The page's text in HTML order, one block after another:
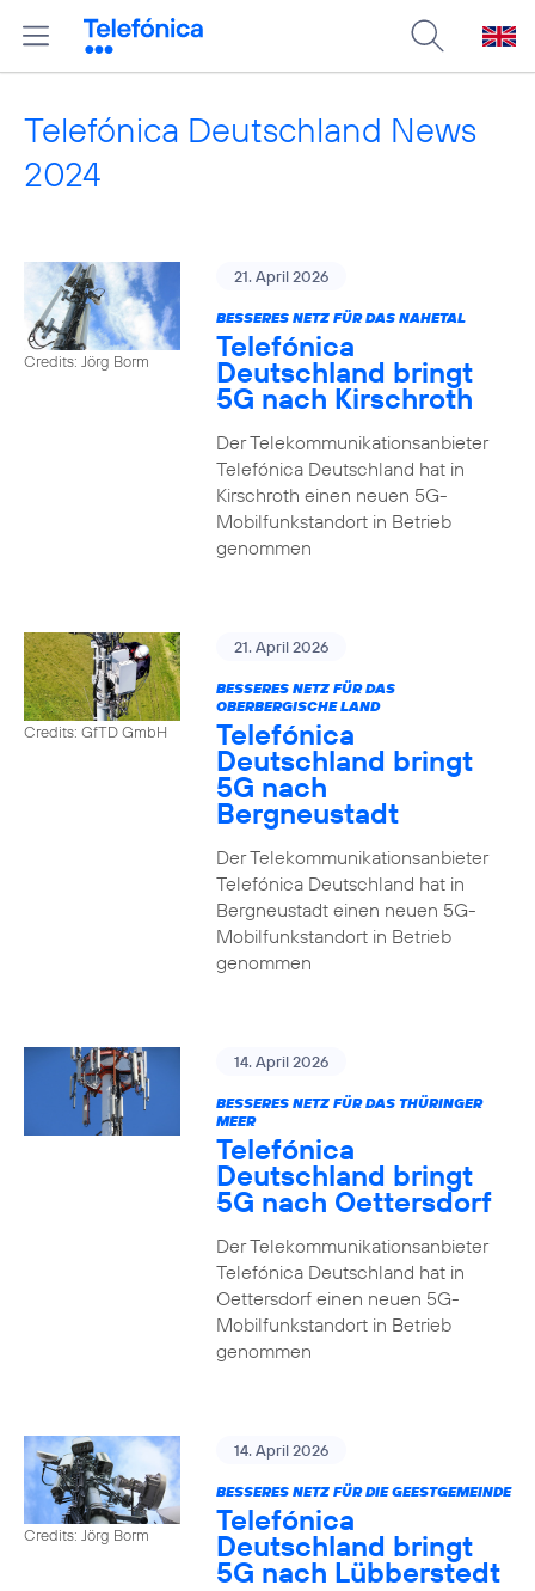
Telefónica Deutschland News
2024
Credits: Jörg Borm
21. April 2026
BESSERES NETZ FÜR DAS NAHETAL
Telefónica
Deutschland bringt
5G nach Kirschroth
Der Telekommunikationsanbieter
Telefónica Deutschland hat in
Kirschroth einen neuen 5G-
Mobilfunkstandort in Betrieb
genommen
Credits: GfTD GmbH
21. April 2026
BESSERES NETZ FÜR DAS
OBERBERGISCHE LAND
Telefónica
Deutschland bringt
5G nach
Bergneustadt
Der Telekommunikationsanbieter
Telefónica Deutschland hat in
Bergneustadt einen neuen 5G-
Mobilfunkstandort in Betrieb
genommen
14. April 2026
BESSERES NETZ FÜR DAS THÜRINGER
MEER
Telefónica
Deutschland bringt
5G nach Oettersdorf
Der Telekommunikationsanbieter
Telefónica Deutschland hat in
Oettersdorf einen neuen 5G-
Mobilfunkstandort in Betrieb
genommen
Credits: Jörg Borm
14. April 2026
BESSERES NETZ FÜR DIE GEESTGEMEINDE
Telefónica
Deutschland bringt
5G nach Lübberstedt